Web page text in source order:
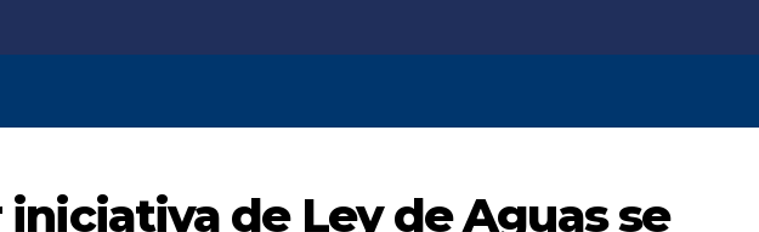
de Ley de Aguas se